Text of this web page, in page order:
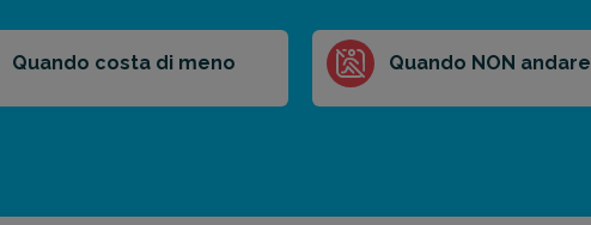
Quando costa di meno Quando NON andare